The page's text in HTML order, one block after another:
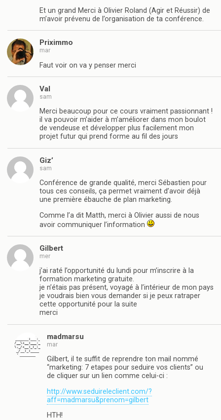
Et un grand Merci à Olivier Roland (Agir et Réussir) de
m’avoir prévenu de l’organisation de ta conférence.
Priximmo
mar
Faut voir on va y penser merci
Val
sam
Merci beaucoup pour ce cours vraiment passionnant !
il va pouvoir m’aider à m’améliorer dans mon boulot
de vendeuse et développer plus facilement mon
projet futur qui prend forme au fil des jours
Giz’
sam
Conférence de grande qualité, merci Sébastien pour
tous ces conseils, ça permet vraiment d’avoir déjà
une première ébauche de plan marketing.
Comme l’a dit Matth, merci à Olivier aussi de nous
avoir communiquer l’information
Gilbert
mer
j’ai raté l’opportunité du lundi pour m’inscrire à la
formation marketing gratuite.
je n’étais pas présent, voyagé à l’intérieur de mon pays
je voudrais bien vous demander si je peux ratraper
cette opportunité pour la suite
merci
madmarsu
mar
Gilbert, il te suffit de reprendre ton mail nommé
“marketing: 7 etapes pour seduire vos clients” ou
de cliquer sur un lien comme celui-ci :
http://www.seduireleclient.com/?
aff=madmarsu&prenom=gilbert
HTH!